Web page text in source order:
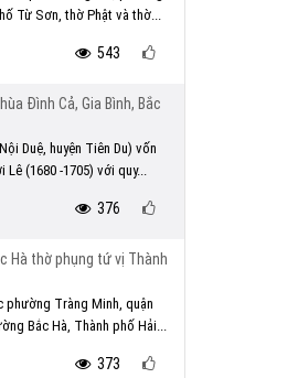
Từ Sơn, thờ Phật và thờ...
543
Đình Cả, Gia Bình, Bắc
Duệ, huyện Tiên Du) vốn
(1680 -1705) với quy...
376
Hà thờ phụng tứ vị Thành
phường Tràng Minh, quận
Bắc Hà, Thành phố Hải...
373